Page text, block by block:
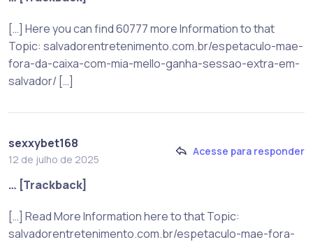
[…] Here you can find 60777 more Information to that
Topic: salvadorentretenimento.com.br/espetaculo-mae-
fora-da-caixa-com-mia-mello-ganha-sessao-extra-em-
salvador/ […]
sexxybet168
12 de julho de 2025
Acesse para responder
… [Trackback]
[…] Read More Information here to that Topic:
salvadorentretenimento.com.br/espetaculo-mae-fora-